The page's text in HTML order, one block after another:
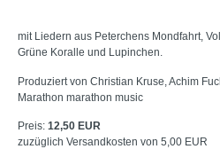
mit Liedern aus Peterchens Mondfahrt,
Grüne Koralle und Lupinchen.
Produziert von Christian Kruse, Achim
Marathon marathon music
Preis: 12,50 EUR
zuzüglich Versandkosten von 5,00 EUR